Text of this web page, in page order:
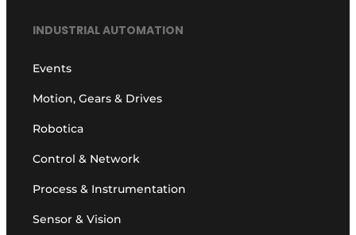
INDUSTRIAL AUTOMATION
Events
Motion, Gears & Drives
Robotica
Control & Network
Process & Instrumentation
Sensor & Vision